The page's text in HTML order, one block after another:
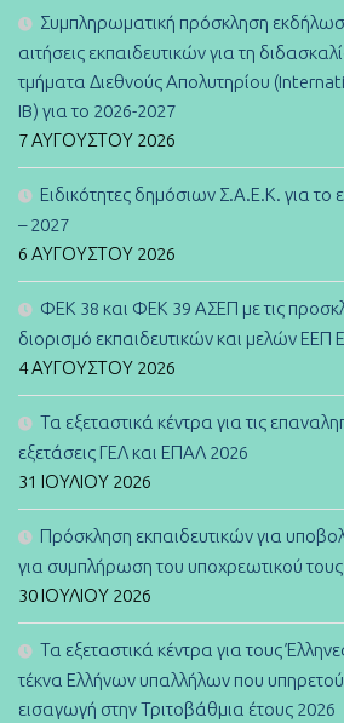
Συμπληρωματική πρόσκληση
αιτήσεις εκπαιδευτικών για τη
τμήματα Διεθνούς Απολυτηρίου
IB) για το 2026-2027
7 ΑΥΓΟΎΣΤΟΥ 2026
Ειδικότητες δημόσιων Σ.Α.Ε.Κ. για το
– 2027
6 ΑΥΓΟΎΣΤΟΥ 2026
ΦΕΚ 38 και ΦΕΚ 39 ΑΣΕΠ με τις
διορισμό εκπαιδευτικών και μελών ΕΕΠ
4 ΑΥΓΟΎΣΤΟΥ 2026
Τα εξεταστικά κέντρα για τις
εξετάσεις ΓΕΛ και ΕΠΑΛ 2026
31 ΙΟΥΛΊΟΥ 2026
Πρόσκληση εκπαιδευτικών για
για συμπλήρωση του υποχρεωτικού
30 ΙΟΥΛΊΟΥ 2026
Τα εξεταστικά κέντρα για τους
τέκνα Ελλήνων υπαλλήλων που
εισαγωγή στην Τριτοβάθμια έτους 2026